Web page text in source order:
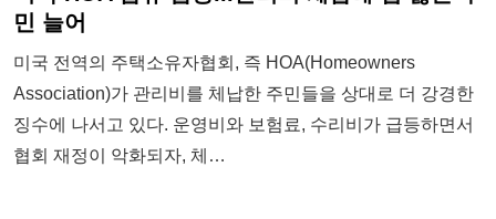
민 늘어
미국 전역의 주택소유자협회, 즉 HOA(Homeowners
Association)가 관리비를 체납한 주민들을 상대로 더 강경한
징수에 나서고 있다. 운영비와 보험료, 수리비가 급등하면서
협회 재정이 악화되자, 체…